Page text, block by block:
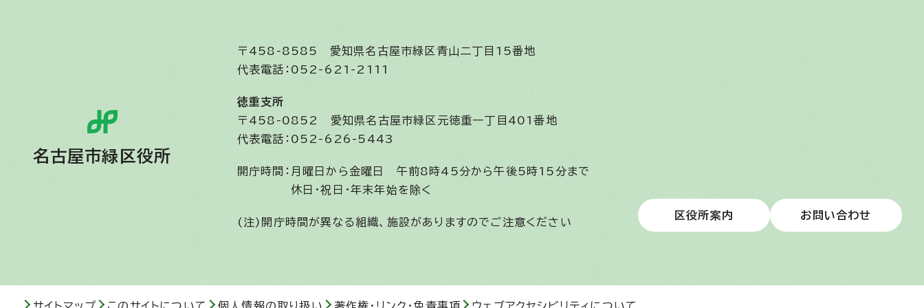
名古屋市緑区役所
〒458-8585 愛知県名古屋市緑区青山二丁目15番地
代表電話：052-621-2111
徳重支所
〒458-0852 愛知県名古屋市緑区元徳重一丁目401番地
代表電話：052-626-5443
開庁時間： 月曜日から金曜日 午前8時45分から午後5時15分まで
休日・祝日・年末年始を除く
(注)開庁時間が異なる組織、施設がありますのでご注意ください
区役所案内 お問い合わせ